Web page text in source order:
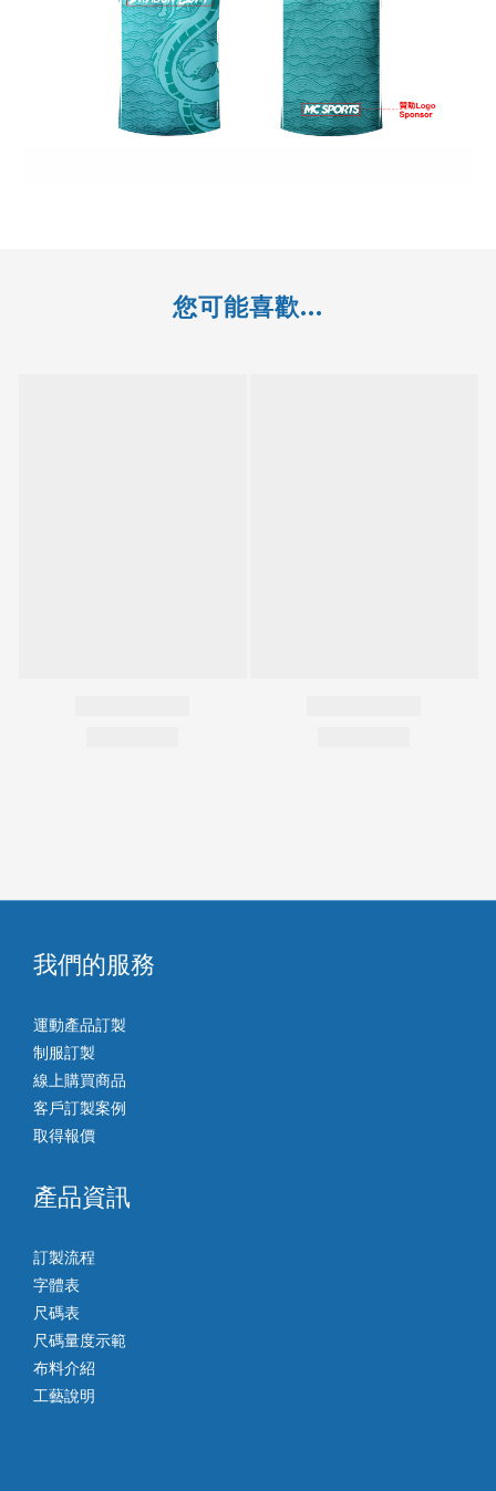
您可能喜歡...
我們的服務
運動產品訂製
制服訂製
線上購買商品
客戶訂製案例
取得報價
產品資訊
訂製流程
字體表
尺碼表
尺碼量度示範
布料介紹
工藝說明